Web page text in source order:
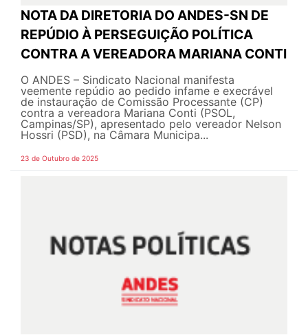
NOTA DA DIRETORIA DO ANDES-SN DE
REPÚDIO À PERSEGUIÇÃO POLÍTICA
CONTRA A VEREADORA MARIANA CONTI
O ANDES – Sindicato Nacional manifesta
veemente repúdio ao pedido infame e execrável
de instauração de Comissão Processante (CP)
contra a vereadora Mariana Conti (PSOL,
Campinas/SP), apresentado pelo vereador Nelson
Hossri (PSD), na Câmara Municipa...
23 de Outubro de 2025